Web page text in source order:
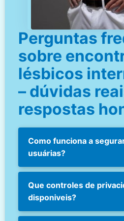
Perguntas
sobre
lésbicos
– dúvidas
respostas
Como funciona a
usuárias?
Que controles de
disponiveis?